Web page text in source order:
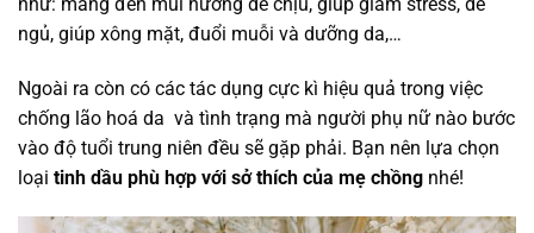
ngủ, giúp xông mặt, đuổi muỗi và dưỡng da,…
Ngoài ra còn có các tác dụng cực kì hiệu quả trong việc
chống lão hoá da và tình trạng mà người phụ nữ nào bước
vào độ tuổi trung niên đều sẽ gặp phải. Bạn nên lựa chọn
loại tinh dầu phù hợp với sở thích của mẹ chồng nhé!